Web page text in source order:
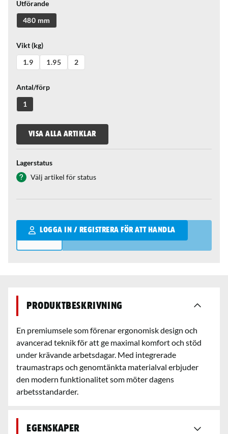
Utförande
480 mm
Vikt (kg)
1.9
1.95 2
Antal/förp
1
VISA ALLA ARTIKLAR
Lagerstatus
Välj artikel för status
LOGGA IN / REGISTRERA FÖR ATT HANDLA
Qantity
Produktbeskrivning
En premiumsele som förenar ergonomisk design och
avancerad teknik för att ge maximal komfort och stöd
under krävande arbetsdagar. Med integrerade
traumastraps och genomtänkta materialval erbjuder
den modern funktionalitet som möter dagens
arbetsstandarder.
Egenskaper